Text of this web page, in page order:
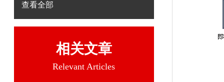
查看全部
相关文章
Relevant Articles